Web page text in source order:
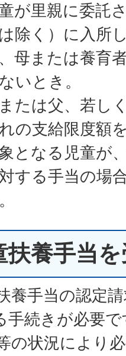
が里親に委託
除く）に入所
母または養育
いとき。
たは父、若し
の支給限度額
となる児童が
する手当の場
扶養手当
養手当の認定
手続きが必要で
の状況により